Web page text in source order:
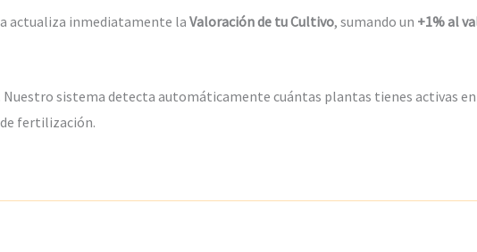
actualiza inmediatamente la Valoración de tu Cultivo, sumando un +1% al
sistema detecta automáticamente cuántas plantas tienes activas
fertilización.